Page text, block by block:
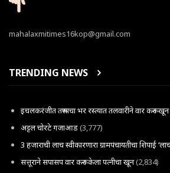
mahalaxmitimes16kop@gmail.com
TRENDING NEWS
इचलकरंजीत तरूणाचा भर रस्त्यात तलवारीने वार करून खून
अट्टल चोरटे गजाआड(3,777)
3 हजाराची लाच स्वीकारणारा ग्रामपंचायतीचा शिपाई
सत्तूराने सपासप वार करून केला पत्नीचा खून(2,834)